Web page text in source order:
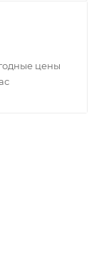
цены